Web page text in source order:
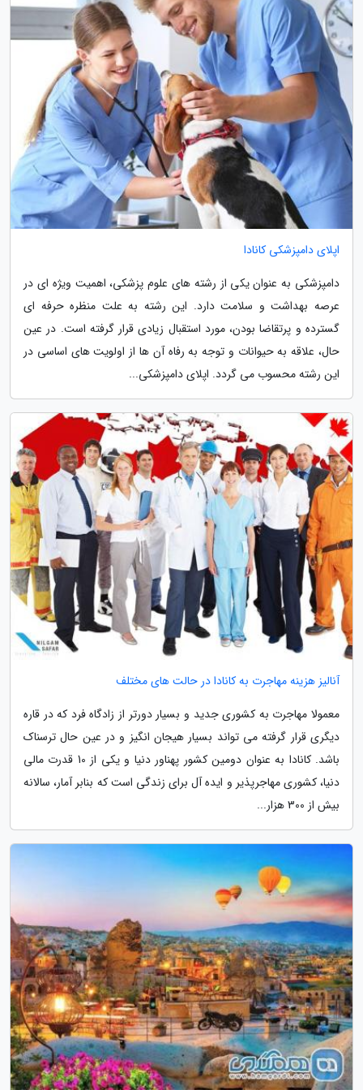
اپلای دامپزشکی کانادا
دامپزشکی به عنوان یکی از رشته های علوم پزشکی، اهمیت ویژه ای در
عرصه بهداشت و سلامت دارد. این رشته به علت منظره حرفه ای
گسترده و پرتقاضا بودن، مورد استقبال زیادی قرار گرفته است. در عین
حال، علاقه به حیوانات و توجه به رفاه آن ها از اولویت های اساسی در
این رشته محسوب می گردد. اپلای دامپزشکی...
آنالیز هزینه مهاجرت به کانادا در حالت های مختلف
معمولا مهاجرت به کشوری جدید و بسیار دورتر از زادگاه فرد که در قاره
دیگری قرار گرفته می تواند بسیار هیجان انگیز و در عین حال ترسناک
باشد. کانادا به عنوان دومین کشور پهناور دنیا و یکی از 10 قدرت مالی
دنیا، کشوری مهاجرپذیر و ایده آل برای زندگی است که بنابر آمار، سالانه
بیش از 300 هزار...